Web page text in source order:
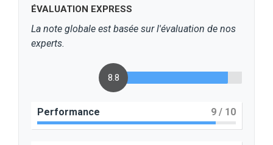
ÉVALUATION EXPRESS
La note globale est basée sur l'évaluation de nos
experts.
8.8
Performance 9 / 10